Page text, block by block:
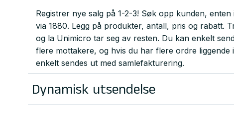
Registrer nye salg på 1-2-3! Søk opp kunden,
via 1880. Legg på produkter, antall, pris og rabatt.
og la Unimicro tar seg av resten. Du kan enkelt
flere mottakere, og hvis du har flere ordre liggende
enkelt sendes ut med samlefakturering.
Dynamisk utsendelse
Er du usikker på om en faktura skal sendes via